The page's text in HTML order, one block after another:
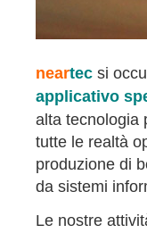
neartec si
applicativo
alta tecnologia
tutte le realtà
produzione di
da sistemi
Le nostre